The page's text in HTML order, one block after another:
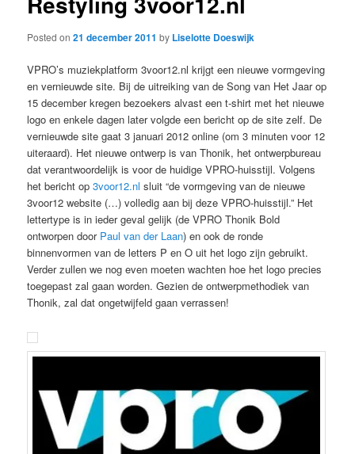
Posted on21 december 2011 by Liselotte Doeswijk
VPRO’s muziekplatform 3voor12.nl krijgt een nieuwe vormgeving
en vernieuwde site. Bij de uitreiking van de Song van Het Jaar op
15 december kregen bezoekers alvast een t-shirt met het nieuwe
logo en enkele dagen later volgde een bericht op de site zelf. De
vernieuwde site gaat 3 januari 2012 online (om 3 minuten voor 12
uiteraard). Het nieuwe ontwerp is van Thonik, het ontwerpbureau
dat verantwoordelijk is voor de huidige VPRO-huisstijl. Volgens
het bericht op3voor12.nl sluit “de vormgeving van de nieuwe
3voor12 website (…) volledig aan bij deze VPRO-huisstijl.” Het
lettertype is in ieder geval gelijk (de VPRO Thonik Bold
ontworpen door Paul van der Laan) en ook de ronde
binnenvormen van de letters P en O uit het logo zijn gebruikt.
Verder zullen we nog even moeten wachten hoe het logo precies
toegepast zal gaan worden. Gezien de ontwerpmethodiek van
Thonik, zal dat ongetwijfeld gaan verrassen!